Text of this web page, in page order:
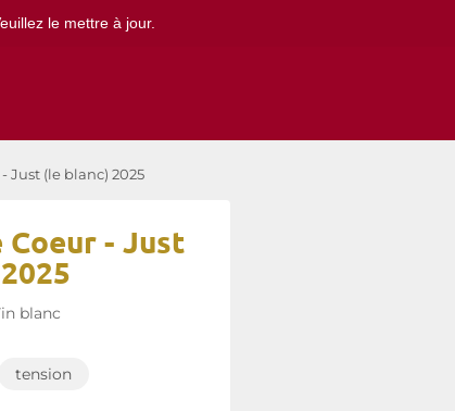
le mettre à jour.
Just (le blanc) 2025
Coeur - Just
blanc
tension